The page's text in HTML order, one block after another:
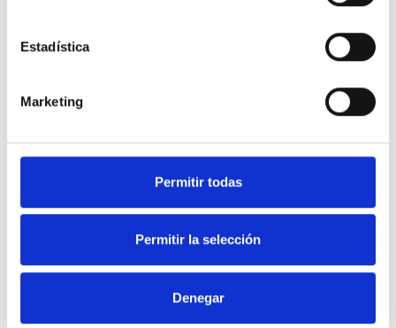
Estadística
Marketing
Permitir todas
Permitir la selección
Denegar
16 productos en la misma categoría:
-51%
Fuera de stock
LEGRAND 080276 Caja superior
LEGRAND 080280 Caja superior